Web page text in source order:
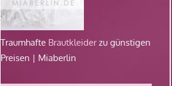
Traumhafte Brautkleiderzu günstigen
Preisen | Miaberlin